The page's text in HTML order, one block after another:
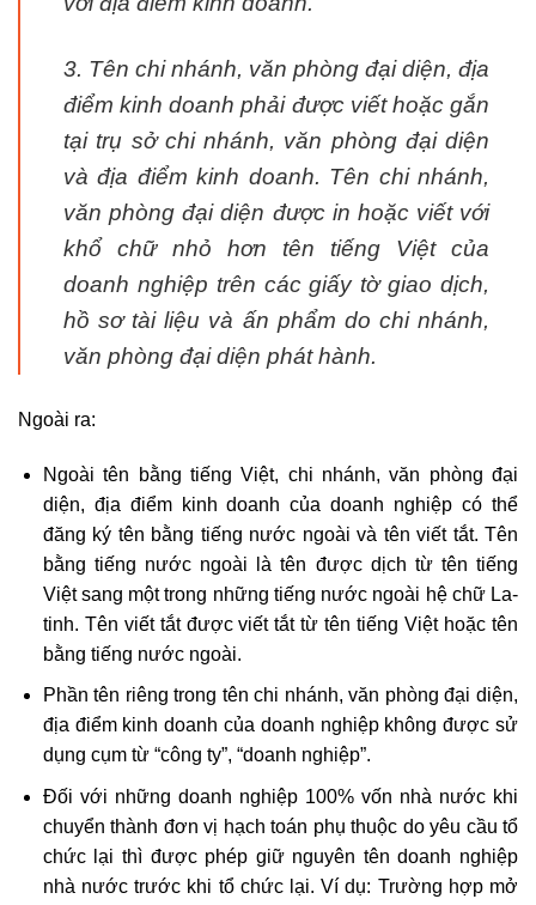
3. Tên chi nhánh, văn phòng đại diện, địa
điểm kinh doanh phải được viết hoặc gắn
tại trụ sở chi nhánh, văn phòng đại diện
và địa điểm kinh doanh. Tên chi nhánh,
văn phòng đại diện được in hoặc viết với
khổ chữ nhỏ hơn tên tiếng Việt của
doanh nghiệp trên các giấy tờ giao dịch,
hồ sơ tài liệu và ấn phẩm do chi nhánh,
văn phòng đại diện phát hành.
Ngoài ra:
Ngoài tên bằng tiếng Việt, chi nhánh, văn phòng đại
diện, địa điểm kinh doanh của doanh nghiệp có thể
đăng ký tên bằng tiếng nước ngoài và tên viết tắt. Tên
bằng tiếng nước ngoài là tên được dịch từ tên tiếng
Việt sang một trong những tiếng nước ngoài hệ chữ La-
tinh. Tên viết tắt được viết tắt từ tên tiếng Việt hoặc tên
bằng tiếng nước ngoài.
Phần tên riêng trong tên chi nhánh, văn phòng đại diện,
địa điểm kinh doanh của doanh nghiệp không được sử
dụng cụm từ “công ty”, “doanh nghiệp”.
Đối với những doanh nghiệp 100% vốn nhà nước khi
chuyển thành đơn vị hạch toán phụ thuộc do yêu cầu tổ
chức lại thì được phép giữ nguyên tên doanh nghiệp
nhà nước trước khi tổ chức lại. Ví dụ: Trường hợp mở